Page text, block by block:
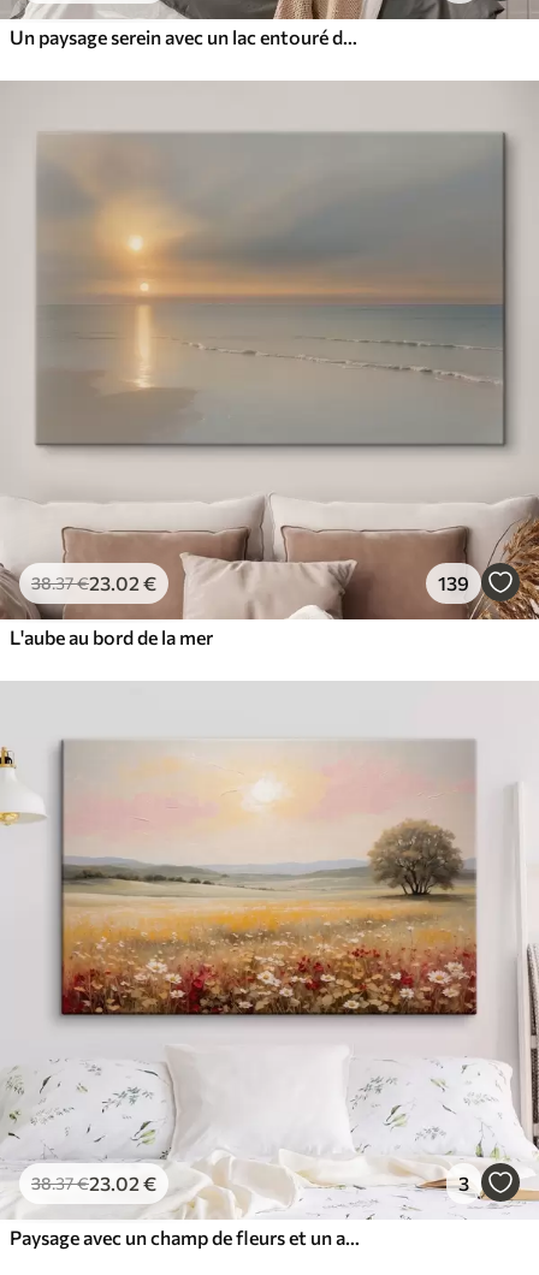
Un paysage serein avec un lac entouré de pins, reflétant les couleurs chaudes du ciel au coucher du soleil
38.37€23.02 € 139
L'aube au bord de la mer
38.37€23.02 € 3
Paysage avec un champ de fleurs et un arbre à l'horizon